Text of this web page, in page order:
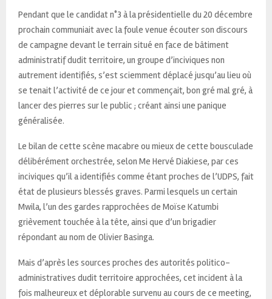
Pendant que le candidat n°3 à la présidentielle du 20 décembre
prochain communiait avec la foule venue écouter son discours
de campagne devant le terrain situé en face de bâtiment
administratif dudit territoire, un groupe d’inciviques non
autrement identifiés, s’est sciemment déplacé jusqu’au lieu où
se tenait l’activité de ce jour et commençait, bon gré mal gré, à
lancer des pierres sur le public ; créant ainsi une panique
généralisée.
Le bilan de cette scène macabre ou mieux de cette bousculade
délibérément orchestrée, selon Me Hervé Diakiese, par ces
inciviques qu’il a identifiés comme étant proches de l’UDPS, fait
état de plusieurs blessés graves. Parmi lesquels un certain
Mwila, l’un des gardes rapprochées de Moïse Katumbi
grièvement touchée à la tête, ainsi que d’un brigadier
répondant au nom de Olivier Basinga.
Mais d’après les sources proches des autorités politico-
administratives dudit territoire approchées, cet incident à la
fois malheureux et déplorable survenu au cours de ce meeting,